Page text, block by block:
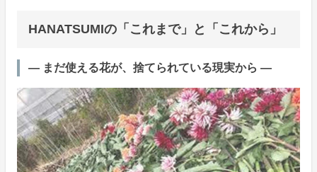
HANATSUMIの「これまで」と「これから」
― まだ使える花が、捨てられている現実から ―